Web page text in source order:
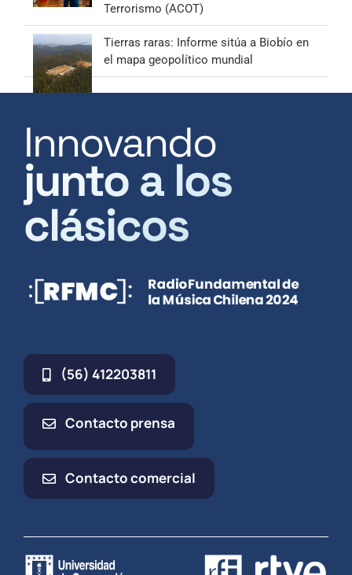
Terrorismo (ACOT)
Tierras raras: Informe sitúa a Biobío en
el mapa geopolítico mundial
Innovando
junto a los
clásicos
(56) 412203811
Contacto prensa
Contacto comercial